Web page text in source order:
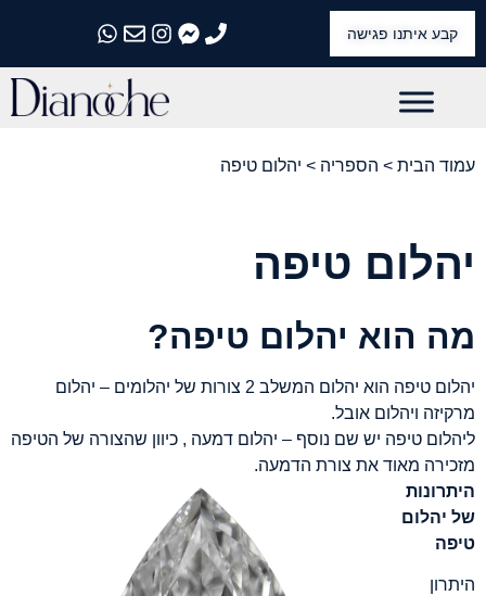
קבע איתנו פגישה
התקשרו אלינו
התקשרו אלינו
התקשרו אלינו
התקשרו אלינו
התקשרו אלינו
עמוד הבית > הספריה > יהלום טיפה
יהלום טיפה
מה הוא יהלום טיפה?
יהלום טיפה הוא יהלום המשלב 2 צורות של יהלומים – יהלום
מרקיזה ויהלום אובל.
ליהלום טיפה יש שם נוסף – יהלום דמעה , כיוון שהצורה של הטיפה
מזכירה מאוד את צורת הדמעה.
היתרונות
של יהלום
טיפה
היתרון